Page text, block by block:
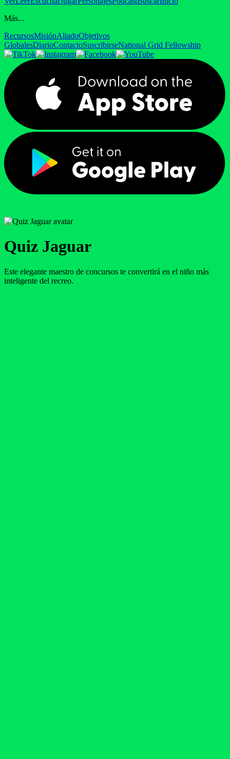
Más...
RecursosMisiónAliadoObjetivos
GlobalesDiarioContactoSuscribirseNational Grid Fellowship
Quiz Jaguar
Este elegante maestro de concursos te convertirá en el niño más
inteligente del recreo.